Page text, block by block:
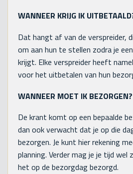
WANNEER KRIJG IK
Dat hangt af van de verspreider,
om aan hun te stellen zodra je
krijgt. Elke verspreider heeft
voor het uitbetalen van hun
WANNEER MOET IK BEZORGEN?
De krant komt op een bepaalde
dan ook verwacht dat je op die
bezorgen. Je kunt hier rekening
planning. Verder mag je je tijd wel
het op de bezorgdag bezorgd.